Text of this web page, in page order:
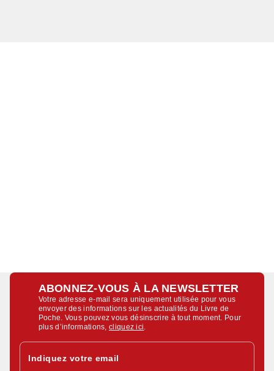
ABONNEZ-VOUS À LA NEWSLETTER
Votre adresse e-mail sera uniquement utilisée pour vous
envoyer des informations sur les actualités du Livre de
Poche. Vous pouvez vous désinscrire à tout moment. Pour
plus d’informations,cliquez ici.
Indiquez votre email